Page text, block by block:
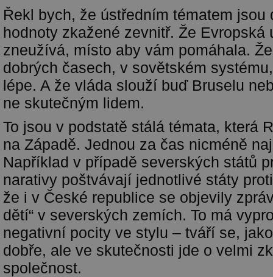
Řekl bych, že ústředním tématem jsou
hodnoty zkažené zevnitř. Že Evropská
zneužívá, místo aby vám pomáhala.
dobrých časech, v sovětském
lépe. A že vláda slouží buď Bruselu
ne skutečným lidem.
To jsou v podstatě stálá témata, která
na Západě. Jednou za čas nicméně
Například v případě severských států
narativy poštvávají jednotlivé státy
že i v České republice se objevily
dětí“ v severských zemích. To má
negativní pocity ve stylu – tváří se,
dobře, ale ve skutečnosti jde o velmi
společnost.